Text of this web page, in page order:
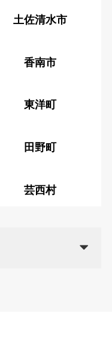
土佐清水市
香南市
東洋町
田野町
芸西村